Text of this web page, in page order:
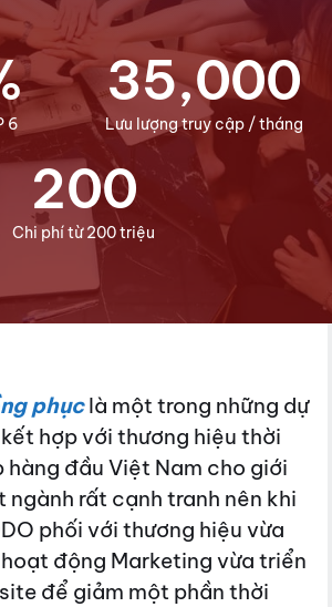
6
35,000
Lưu lượng truy cập / tháng
200
Chi phí từ 200 triệu
phụclà một trong những dự
hợp với thương hiệu thời
đầu Việt Nam cho giới
rất cạnh tranh nên khi
phối với thương hiệu vừa
động Marketing vừa triển
để giảm một phần thời